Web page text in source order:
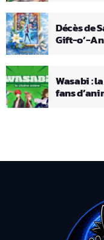
Décès de
Gift-o’-
Wasabi :
fans